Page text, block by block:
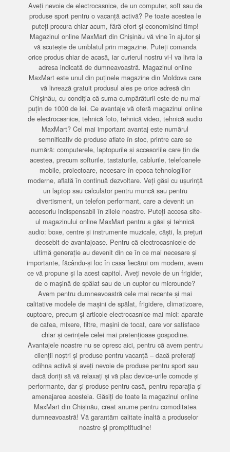
Aveți nevoie de electrocasnice, de un computer, soft sau de
produse sport pentru o vacanță activă? Pe toate acestea le
puteți procura chiar acum, fără efort și economisind timp!
Magazinul online MaxMart din Chișinău vă vine în ajutor și
vă scutește de umblatul prin magazine. Puteți comanda
orice produs chiar de acasă, iar curierul nostru vi-l va livra la
adresa indicată de dumneavoastră. Magazinul online
MaxMart este unul din puținele magazine din Moldova care
vă livrează gratuit produsul ales pe orice adresă din
Chișinău, cu condiția că suma cumpărăturii este de nu mai
puțin de 1000 de lei. Ce avantaje vă oferă magazinul online
de electrocasnice, tehnică foto, tehnică video, tehnică audio
MaxMart? Cel mai important avantaj este numărul
semnificativ de produse aflate în stoc, printre care se
numără: computerele, laptopurile și accesoriile care țin de
acestea, precum softurile, tastaturile, cablurile, telefoanele
mobile, proiectoare, necesare în epoca tehnologiilor
moderne, aflată în continuă dezvoltare. Veți găsi cu ușurință
un laptop sau calculator pentru muncă sau pentru
divertisment, un telefon performant, care a devenit un
accesoriu indispensabil în zilele noastre. Puteți accesa site-
ul magazinului online MaxMart pentru a găsi și tehnică
audio: boxe, centre și instrumente muzicale, căști, la prețuri
deosebit de avantajoase. Pentru că electrocasnicele de
ultimă generație au devenit din ce în ce mai necesare și
importante, făcându-și loc în casa fiecărui om modern, avem
ce vă propune și la acest capitol. Aveți nevoie de un frigider,
de o mașină de spălat sau de un cuptor cu microunde?
Avem pentru dumneavoastră cele mai recente și mai
calitative modele de mașini de spălat, frigidere, climatizoare,
cuptoare, precum și articole electrocasnice mai mici: aparate
de cafea, mixere, filtre, mașini de tocat, care vor satisface
chiar și cerințele celei mai pretențioase gospodine.
Avantajele noastre nu se opresc aici, pentru că avem pentru
clienții noștri și produse pentru vacanță – dacă preferați
odihna activă și aveți nevoie de produse pentru sport sau
dacă doriți să vă relaxați și vă plac device-urile comode și
performante, dar și produse pentru casă, pentru reparația și
amenajarea acesteia. Găsiți de toate la magazinul online
MaxMart din Chișinău, creat anume pentru comoditatea
dumneavoastră! Vă garantăm calitate înaltă a produselor
noastre și promptitudine!